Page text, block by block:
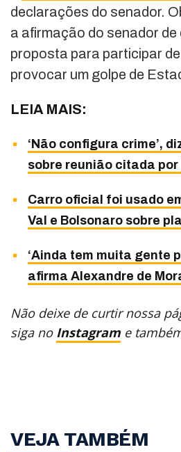
declarações do senador.
a afirmação do senador de
proposta para participar
provocar um golpe de
LEIA MAIS:
‘Não configura crime’,
sobre reunião citada por
Carro oficial foi usado
Val e Bolsonaro sobre
‘Ainda tem muita gente
afirma Alexandre de
Não deixe de curtir nossa
siga no Instagram e
VEJA TAMBÉM